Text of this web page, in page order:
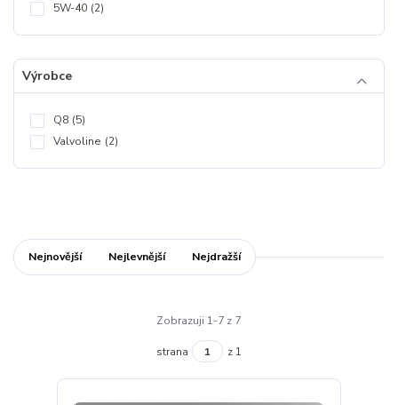
5W-40 (2)
Výrobce
Q8 (5)
Valvoline (2)
Nejnovější Nejlevnější Nejdražší
Zobrazuji 1-7 z 7
strana z 1